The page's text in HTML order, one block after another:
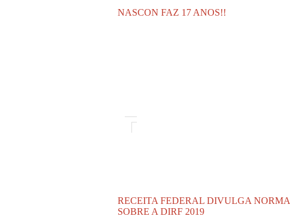
NASCON FAZ 17 ANOS!!
RECEITA FEDERAL DIVULGA NORMA
SOBRE A DIRF 2019